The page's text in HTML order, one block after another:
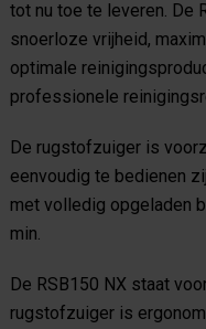
tot nu toe te leveren. De
snoerloze vrijheid,
optimale
professionele
De rugstofzuiger is
eenvoudig te bedienen
met volledig opgeladen
min.
De RSB150 NX staat
rugstofzuiger is